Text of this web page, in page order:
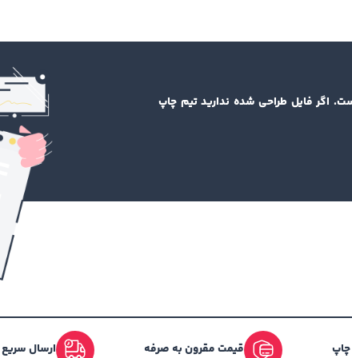
اگر فایل طراحی شده ندارید تیم چاپ
چاپ قیمت مقرون به صرفه ارسال